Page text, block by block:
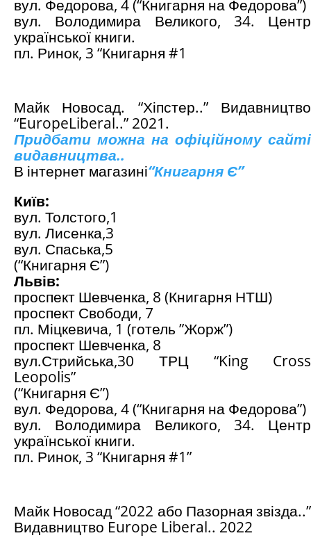
вул. Федорова, 4 (“Книгарня на Федорова”)
вул. Володимира Великого, 34. Центр
української книги.
пл. Ринок, 3 “Книгарня #1
Майк Новосад. “Хіпстер..” Видавництво
“EuropeLiberal..” 2021.
Придбати можна на офіційному сайті
видавництва..
В інтернет магазині“Книгарня Є”
Київ:
вул. Толстого,1
вул. Лисенка,3
вул. Спаська,5
(“Книгарня Є”)
Львів:
проспект Шевченка, 8 (Книгарня НТШ)
проспект Свободи, 7
пл. Міцкевича, 1 (готель ”Жорж”)
проспект Шевченка, 8
вул.Стрийська,30 ТРЦ “King Cross
Leopolis”
(“Книгарня Є”)
вул. Федорова, 4 (“Книгарня на Федорова”)
вул. Володимира Великого, 34. Центр
української книги.
пл. Ринок, 3 “Книгарня #1”
Майк Новосад “2022 або Пазорная звізда..”
Видавництво Europe Liberal.. 2022